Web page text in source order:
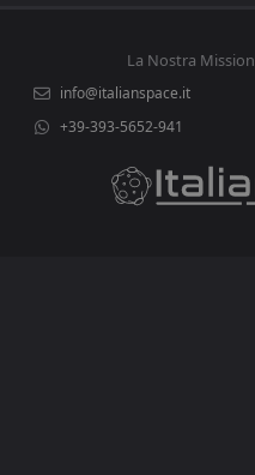
La Nostra Mission
info@italianspace.it
+39-393-5652-941